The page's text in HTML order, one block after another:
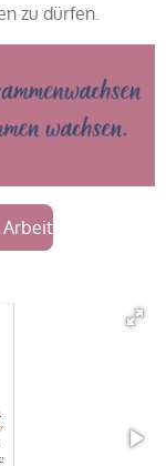
zu dürfen.
Arbeit